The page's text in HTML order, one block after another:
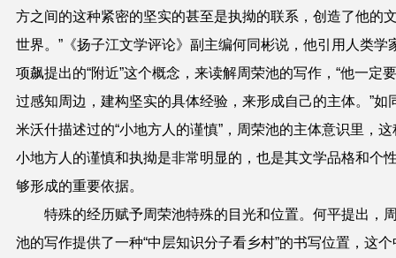
方之间的这种紧密的坚实的甚至是执拗的联系，创造了他的
世界。”《扬子江文学评论》副主编何同彬说，他引用人类学
项飙提出的“附近”这个概念，来读解周荣池的写作，“他一定
过感知周边，建构坚实的具体经验，来形成自己的主体。”如
米沃什描述过的“小地方人的谨慎”，周荣池的主体意识里，这
小地方人的谨慎和执拗是非常明显的，也是其文学品格和个
够形成的重要依据。
特殊的经历赋予周荣池特殊的目光和位置。何平提出，
池的写作提供了一种“中层知识分子看乡村”的书写位置，这个